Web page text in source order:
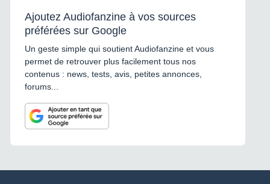
Ajoutez Audiofanzine à vos sources
préférées sur Google
Un geste simple qui soutient Audiofanzine et vous
permet de retrouver plus facilement tous nos
contenus : news, tests, avis, petites annonces,
forums...